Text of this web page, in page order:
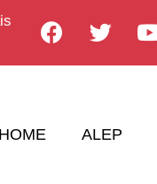
HOME ALEP